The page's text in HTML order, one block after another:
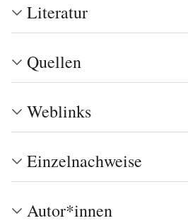
Literatur
Quellen
Weblinks
Einzelnachweise
Autor*innen